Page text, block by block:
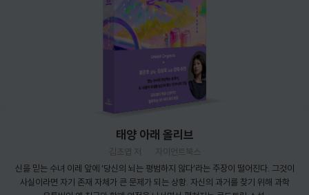
태양 아래 올리브
김초엽 저
자이언트북스
신을 믿는 수녀 이레 앞에 ‘당신의 뇌는 평범하지 않다’라는 주장이 떨어진다. 그것이
사실이라면 자기 존재 자체가 큰 문제가 되는 상황. 자신의 과거를 찾기 위해 과학